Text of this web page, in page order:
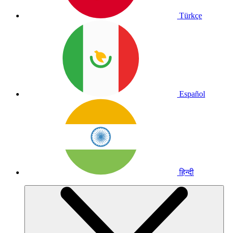
Türkçe
Español
हिन्दी